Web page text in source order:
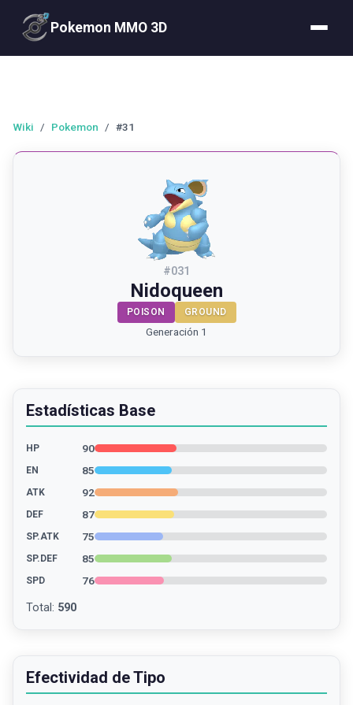
Pokemon MMO 3D
Wiki / Pokemon / #31
#031
Nidoqueen
POISON GROUND
Generación 1
Estadísticas Base
HP 90
EN 85
ATK 92
DEF 87
SP.ATK 75
SP.DEF 85
SPD 76
Total : 590
Efectividad de Tipo